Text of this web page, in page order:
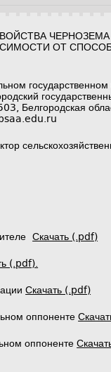
ОТ
Белгородская
Скачать (.pdf)
(.pdf).
Скачать (.pdf)
оппоненте
оппоненте